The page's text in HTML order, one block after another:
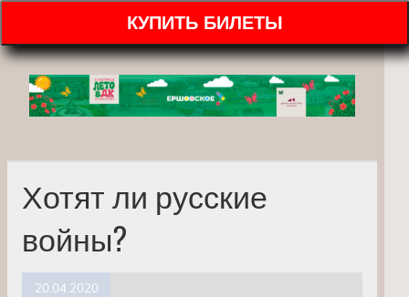
КУПИТЬ БИЛЕТЫ
Хотят ли русские
войны?
20.04.2020